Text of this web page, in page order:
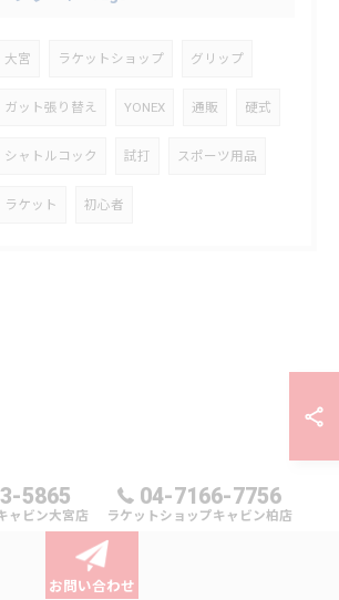
大宮 ラケットショップ グリップ
ガット張り替え YONEX 通販 硬式
シャトルコック 試打 スポーツ用品
ラケット 初心者
5865
ャビン大宮店
04-7166-7756
ラケットショップキャビン柏店
お問い合わせ